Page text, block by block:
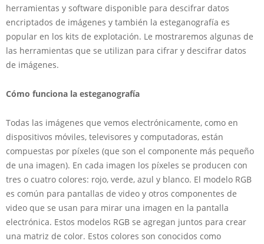
herramientas y software disponible para descifrar datos
encriptados de imágenes y también la esteganografía es
popular en los kits de explotación. Le mostraremos algunas de
las herramientas que se utilizan para cifrar y descifrar datos
de imágenes.
Cómo funciona la esteganografía
Todas las imágenes que vemos electrónicamente, como en
dispositivos móviles, televisores y computadoras, están
compuestas por píxeles (que son el componente más pequeño
de una imagen). En cada imagen los píxeles se producen con
tres o cuatro colores: rojo, verde, azul y blanco. El modelo RGB
es común para pantallas de video y otros componentes de
video que se usan para mirar una imagen en la pantalla
electrónica. Estos modelos RGB se agregan juntos para crear
una matriz de color. Estos colores son conocidos como